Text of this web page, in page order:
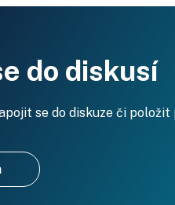
do diskusí
se do diskuze či